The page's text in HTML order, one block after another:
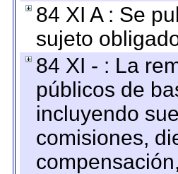
84 XI A : Se
sujeto
84 XI - : La
públicos de
incluyendo
comisiones,